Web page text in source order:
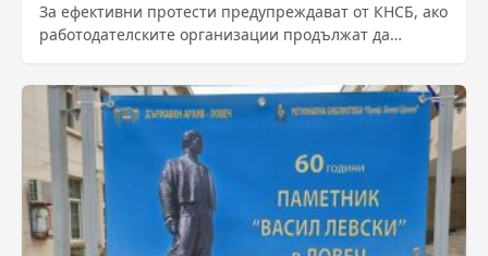
За ефективни протести предупреждават от КНСБ, ако
работодателските организации продължат да
трудов договор...